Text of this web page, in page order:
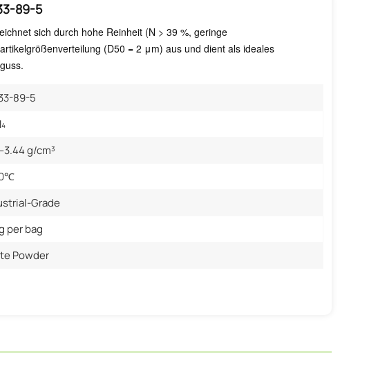
89-5
sich durch hohe Reinheit (N > 39 %, geringe
(D50 = 2 μm) aus und dient als ideales
89-5
g/cm³
Grade
per bag
Powder